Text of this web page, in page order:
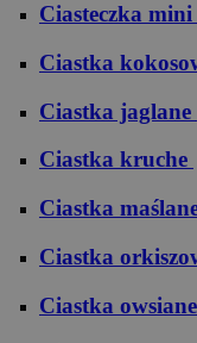
Ciasteczka mini
Ciastka
Ciastka jaglane
Ciastka kruche
Ciastka
Ciastka
Ciastka owsiane